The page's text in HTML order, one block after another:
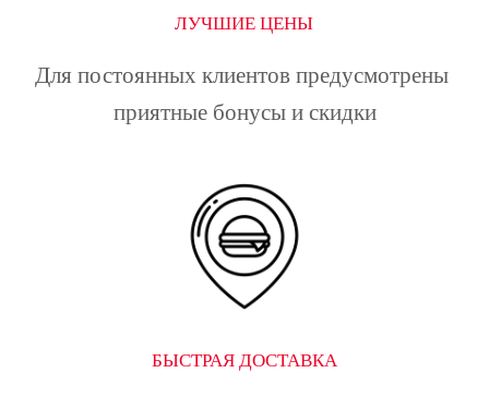
ЛУЧШИЕ ЦЕНЫ
Для постоянных клиентов предусмотрены
приятные бонусы и скидки
БЫСТРАЯ ДОСТАВКА